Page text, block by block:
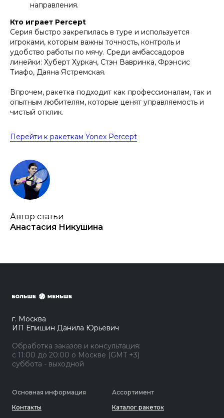
направления.
Кто играет Percept
Серия быстро закрепилась в туре и используется
игроками, которым важны точность, контроль и
удобство работы по мячу. Среди амбассадоров
линейки: Хуберт Хуркач, Стэн Вавринка, Фрэнсис
Тиафо, Даяна Ястремская.
Впрочем, ракетка подходит как профессионалам, так и
опытным любителям, которые ценят управляемость и
чистый отклик.
Перейти к ракеткам Yonex Percept
Автор статьи
Анастасия Никушина
г. Москва
ИП Епишин Данила Юрьевич
Обработка заказов и консультация:
с 11:00 до 20:00 о Москве (GMT +3)
суббота - выходной
Основная информация
Контакты
Ассортимент
Каталог ракеток